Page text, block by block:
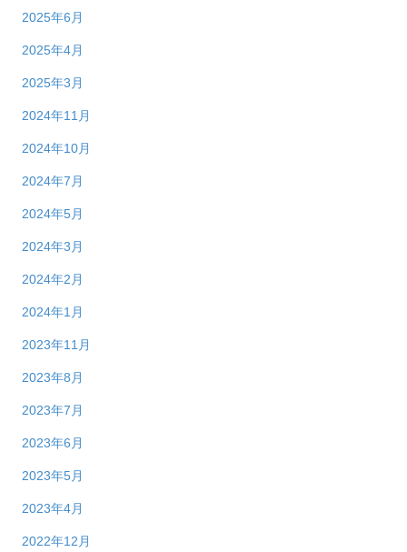
2025年6月
2025年4月
2025年3月
2024年11月
2024年10月
2024年7月
2024年5月
2024年3月
2024年2月
2024年1月
2023年11月
2023年8月
2023年7月
2023年6月
2023年5月
2023年4月
2022年12月